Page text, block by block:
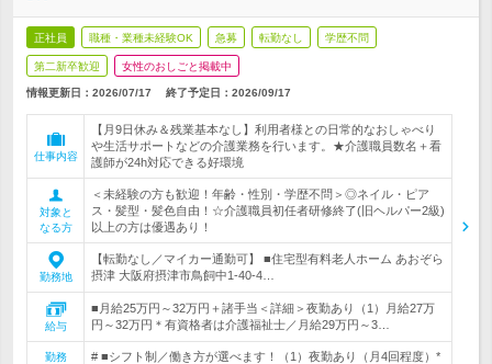
正社員 職種・業種未経験OK 急募 転勤なし 学歴不問
第二新卒歓迎 女性のおしごと掲載中
情報更新日：2026/07/17 終了予定日： 2026/09/17
仕事内容
【月9日休み＆残業基本なし】利用者様との日常的なおしゃべり
や生活サポートなどの介護業務を行います。★介護職員数名＋看
護師が24h対応できる好環境
対象と
なる方
＜未経験の方も歓迎！年齢・性別・学歴不問＞◎ネイル・ピア
ス・髪型・髪色自由！☆介護職員初任者研修終了(旧ヘルパー2級)
以上の方は優遇あり！
勤務地
【転勤なし／マイカー通勤可】 ■住宅型有料老人ホーム あおぞら
摂津 大阪府摂津市鳥飼中1‐40‐4…
給与
■月給25万円～32万円＋諸手当＜詳細＞夜勤あり（1）月給27万
円～32万円＊有資格者は介護福祉士／月給29万円～3…
勤務
# ■シフト制／働き方が選べます！（1）夜勤あり（月4回程度）*